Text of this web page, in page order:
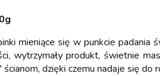
mieniące się w punkcie
wytrzymały produkt, świetnie
dzięki czemu nadaje się do